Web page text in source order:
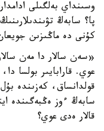
وسىنداي بەلگىلى
پا؟ سابەڭ
كۇنى دە ماڭىزىن
«سەن سالار دا مەن
عوي. قارابايىر بولسا
قولدانساق، كەزىندە
سابەڭ ءوز ەڭبەگىندە
قالار ەدى عوي؟